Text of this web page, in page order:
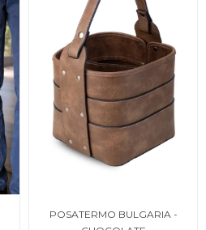
POSATERMO BULGARIA -